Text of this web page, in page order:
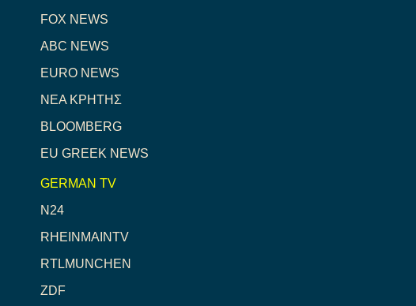
FOX NEWS
ABC NEWS
EURO NEWS
NEA ΚΡΗΤΗΣ
BLOOMBERG
EU GREEK NEWS
GERMAN TV
N24
RHEINMAINTV
RTLMUNCHEN
ZDF